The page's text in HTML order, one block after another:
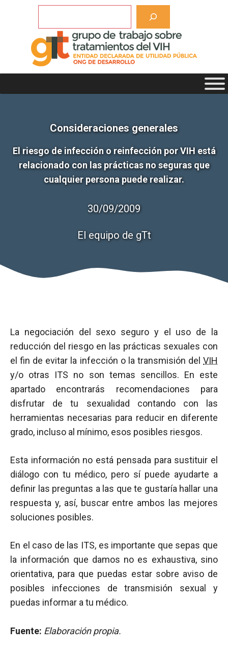
Consideraciones generales
El riesgo de infección o reinfección por VIH está
relacionado con las prácticas no seguras que
cualquier persona puede realizar.
30/09/2009
El equipo de gTt
La negociación del sexo seguro y el uso de la
reducción del riesgo en las prácticas sexuales con
el fin de evitar la infección o la transmisión del VIH
y/o otras ITS no son temas sencillos. En este
apartado encontrarás recomendaciones para
disfrutar de tu sexualidad contando con las
herramientas necesarias para reducir en diferente
grado, incluso al mínimo, esos posibles riesgos.
Esta información no está pensada para sustituir el
diálogo con tu médico, pero sí puede ayudarte a
definir las preguntas a las que te gustaría hallar una
respuesta y, así, buscar entre ambos las mejores
soluciones posibles.
En el caso de las ITS, es importante que sepas que
la información que damos no es exhaustiva, sino
orientativa, para que puedas estar sobre aviso de
posibles infecciones de transmisión sexual y
puedas informar a tu médico.
Fuente: Elaboración propia.